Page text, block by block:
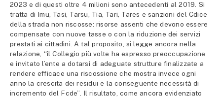
2023 e di questi oltre 4 milioni sono antecedenti al 2019. Si
tratta di Imu, Tasi, Tarsu, Tia, Tari, Tares e sanzioni del Cdice
della strada non riscosse: risorse assenti che devono essere
compensate con nuove tasse o con la riduzione dei servizi
prestati ai cittadini. A tal proposito, si legge ancora nella
relazione, “il Collegio più volte ha espresso preoccupazione
e invitato l’ente a dotarsi di adeguate strutture finalizzate a
rendere efficace una riscossione che mostra invece ogni
anno la crescita dei residui e la conseguente necessità di
incremento del Fcde”. Il risultato, come ancora evidenziato